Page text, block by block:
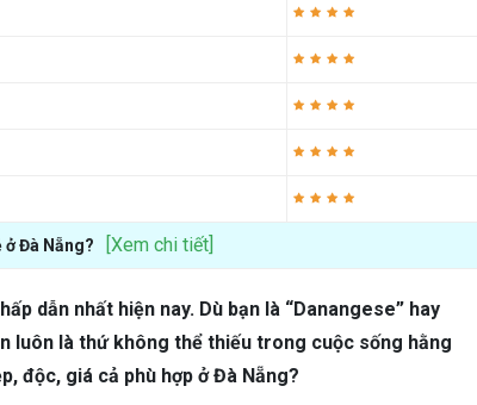
Đà Nẵng? [Xem chi tiết]
dẫn nhất hiện nay. Dù bạn là “Danangese” hay
luôn là thứ không thể thiếu trong cuộc sống hằng
độc, giá cả phù hợp ở Đà Nẵng?